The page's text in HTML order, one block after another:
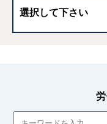
労働者の自己保健義